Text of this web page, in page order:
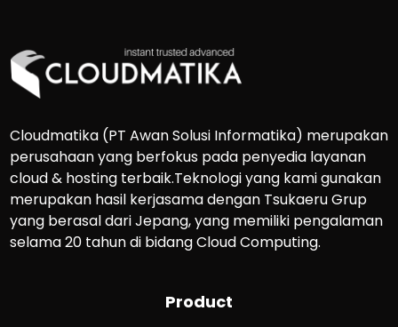
Cloudmatika (PT Awan Solusi Informatika) merupakan
perusahaan yang berfokus pada penyedia layanan
cloud & hosting terbaik.Teknologi yang kami gunakan
merupakan hasil kerjasama dengan Tsukaeru Grup
yang berasal dari Jepang, yang memiliki pengalaman
selama 20 tahun di bidang Cloud Computing.
Product